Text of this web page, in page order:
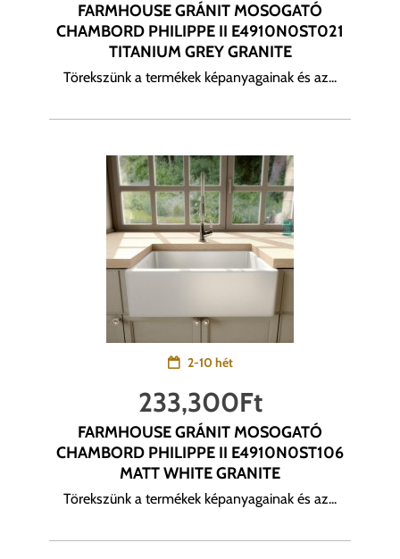
FARMHOUSE GRÁNIT MOSOGATÓ
CHAMBORD PHILIPPE II E4910N0ST021
TITANIUM GREY GRANITE
Törekszünk a termékek képanyagainak és az...
2-10 hét
233,300Ft
FARMHOUSE GRÁNIT MOSOGATÓ
CHAMBORD PHILIPPE II E4910N0ST106
MATT WHITE GRANITE
Törekszünk a termékek képanyagainak és az...